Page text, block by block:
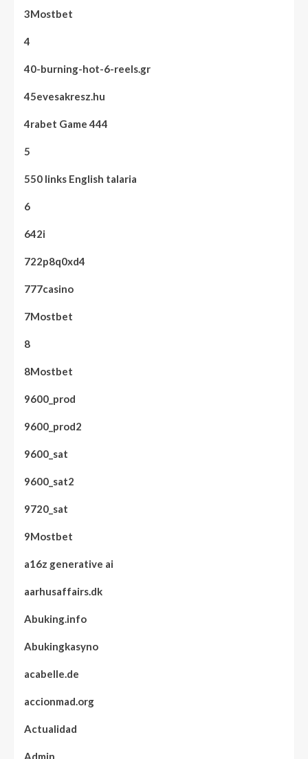
3Mostbet
4
40-burning-hot-6-reels.gr
45evesakresz.hu
4rabet Game 444
5
550 links English talaria
6
642i
722p8q0xd4
777casino
7Mostbet
8
8Mostbet
9600_prod
9600_prod2
9600_sat
9600_sat2
9720_sat
9Mostbet
a16z generative ai
aarhusaffairs.dk
Abuking.info
Abukingkasyno
acabelle.de
accionmad.org
Actualidad
Admin